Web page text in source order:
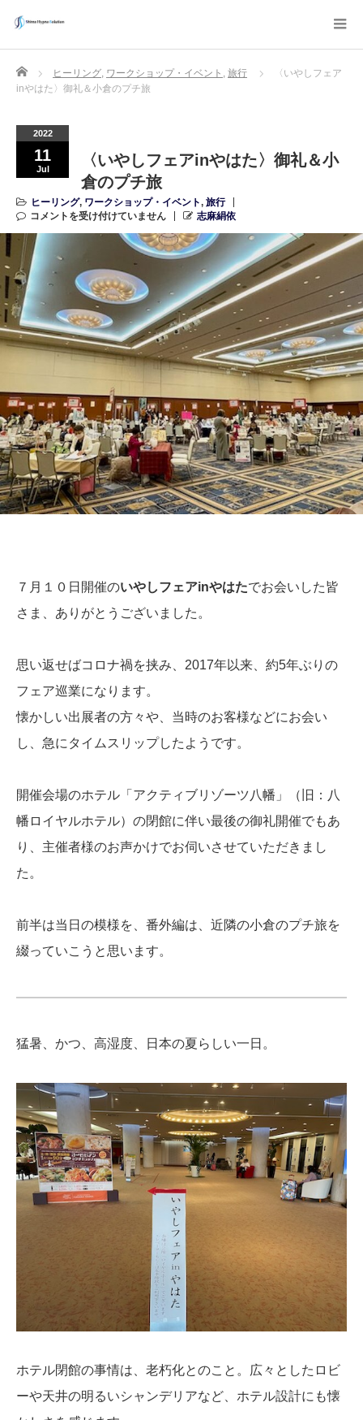
Home ヒーリング, ワークショップ・イベント , 旅行
〈いやしフェア
inやはた〉御礼＆小倉のプチ旅
2022
11
Jul
〈いやしフェアinやはた〉御礼＆小
倉のプチ旅
ヒーリング, ワークショップ・イベント, 旅行
コメントを受け付けていません
志麻絹依
７月１０日開催のいやしフェアinやはたでお会いした皆
さま、ありがとうございました。
思い返せばコロナ禍を挟み、2017年以来、約5年ぶりの
フェア巡業になります。
懐かしい出展者の方々や、当時のお客様などにお会い
し、急にタイムスリップしたようです。
開催会場のホテル「アクティブリゾーツ八幡」（旧：八
幡ロイヤルホテル）の閉館に伴い最後の御礼開催でもあ
り、主催者様のお声かけでお伺いさせていただきまし
た。
前半は当日の模様を、番外編は、近隣の小倉のプチ旅を
綴っていこうと思います。
猛暑、かつ、高湿度、日本の夏らしい一日。
ホテル閉館の事情は、老朽化とのこと。広々としたロビ
ーや天井の明るいシャンデリアなど、ホテル設計にも懐